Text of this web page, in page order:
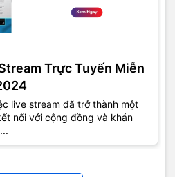
Trực Tuyến Miễn
live stream đã trở thành một
nối với cộng đồng và khán